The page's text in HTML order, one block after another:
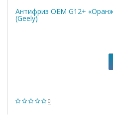
Антифриз OEM G12+
(Geely)
0